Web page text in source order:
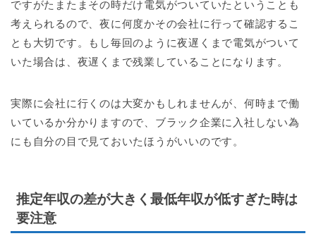
ですがたまたまその時だけ電気がついていたということも
考えられるので、夜に何度かその会社に行って確認するこ
とも大切です。もし毎回のように夜遅くまで電気がついて
いた場合は、夜遅くまで残業していることになります。
実際に会社に行くのは大変かもしれませんが、何時まで働
いているか分かりますので、ブラック企業に入社しない為
にも自分の目で見ておいたほうがいいのです。
推定年収の差が大きく最低年収が低すぎた時は
要注意